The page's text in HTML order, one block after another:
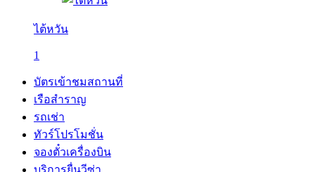
ไต้หวัน
1
บัตรเข้าชมสถานที่
เรือสำราญ
รถเช่า
ทัวร์โปรโมชั่น
จองตั๋วเครื่องบิน
บริการยื่นวีซ่า